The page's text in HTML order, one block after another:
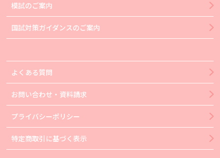
模試のご案内
国試対策ガイダンスのご案内
よくある質問
お問い合わせ・資料請求
プライバシーポリシー
特定商取引に基づく表示